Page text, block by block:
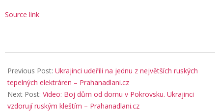
Source link
11-
06
Previous Post: Ukrajinci udeřili na jednu z největších ruských
tepelných elektráren – Prahanadlani.cz
Next Post: Video: Boj dům od domu v Pokrovsku. Ukrajinci
vzdorují ruským kleštím – Prahanadlani.cz